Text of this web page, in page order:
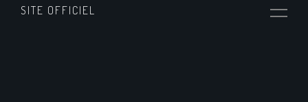
SITE OFFICIEL